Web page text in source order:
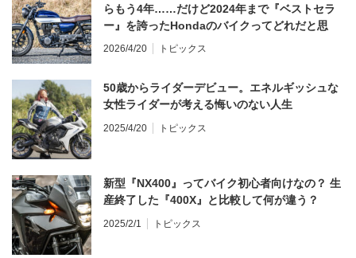
らもう4年……だけど2024年まで『ベストセラ
ー』を誇ったHondaのバイクってどれだと思
う？
2026/4/20 トピックス
50歳からライダーデビュー。エネルギッシュな
女性ライダーが考える悔いのない人生
2025/4/20 トピックス
新型『NX400』ってバイク初心者向けなの？ 生
産終了した『400X』と比較して何が違う？
2025/2/1 トピックス